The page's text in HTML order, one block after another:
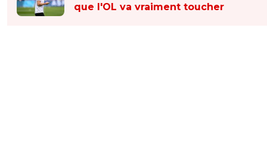
que l'OL va vraiment toucher